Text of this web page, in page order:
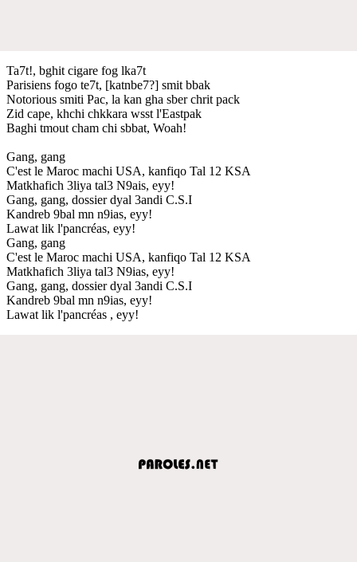
Ta7t!, bghit cigare fog lka7t
Parisiens fogo te7t, [katnbe7?] smit bbak
Notorious smiti Pac, la kan gha sber chrit pack
Zid cape, khchi chkkara wsst l'Eastpak
Baghi tmout cham chi sbbat, Woah!
Gang, gang
C'est le Maroc machi USA, kanfiqo Tal 12 KSA
Matkhafich 3liya tal3 N9ais, eyy!
Gang, gang, dossier dyal 3andi C.S.I
Kandreb 9bal mn n9ias, eyy!
Lawat lik l'pancréas, eyy!
Gang, gang
C'est le Maroc machi USA, kanfiqo Tal 12 KSA
Matkhafich 3liya tal3 N9ias, eyy!
Gang, gang, dossier dyal 3andi C.S.I
Kandreb 9bal mn n9ias, eyy!
Lawat lik l'pancréas , eyy!